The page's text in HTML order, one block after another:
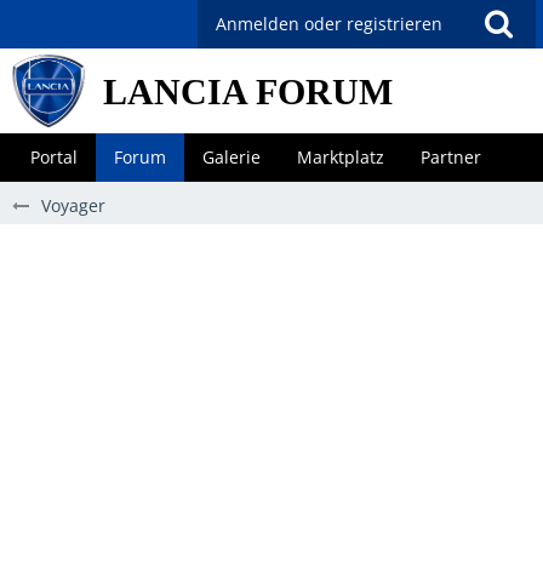
Anmelden oder registrieren
LANCIA FORUM
Portal Forum Galerie Marktplatz Partner
Voyager